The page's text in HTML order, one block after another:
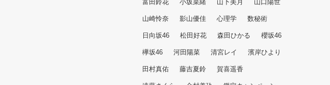
富田鈴花 小坂菜緒 山下美月 山口陽世
山崎怜奈 影山優佳 心理学 数秘術
日向坂46 松田好花 森田ひかる 櫻坂46
欅坂46 河田陽菜 清宮レイ 濱岸ひより
田村真佑 藤吉夏鈴 賀喜遥香